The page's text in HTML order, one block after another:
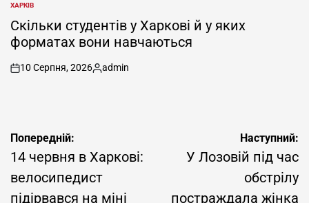
ОПУБЛІКУВАТИ
У
ХАРКІВ
Скільки студентів у Харкові й у яких
форматах вони навчаються
on
10 Серпня, 2026
Опубліковано
admin
Навігація
записів
Попередній:
14 червня в Харкові:
велосипедист
підірвався на міні
Наступний:
У Лозовій під час
обстрілу
постраждала жінка